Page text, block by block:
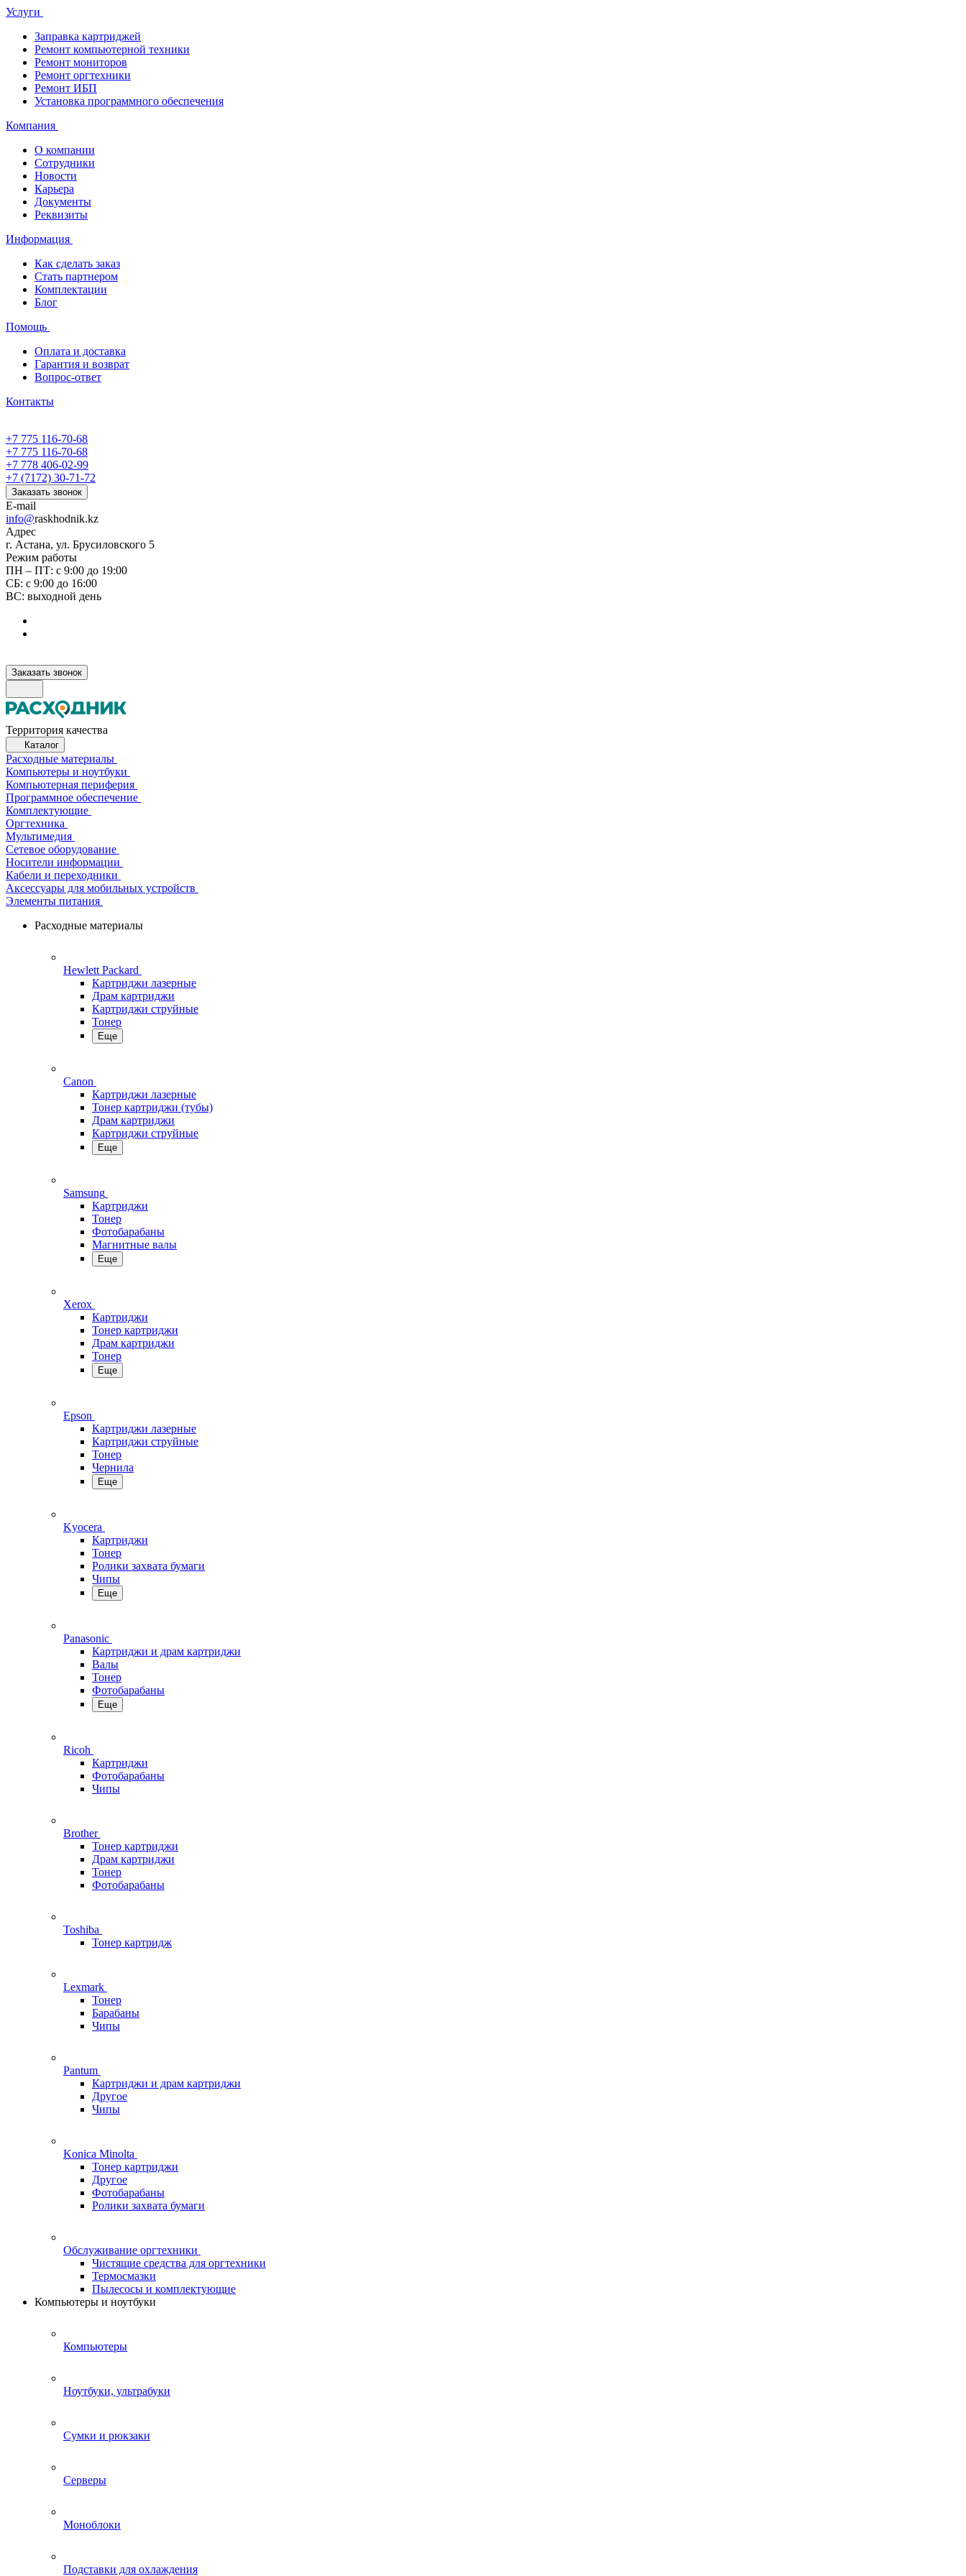
Услуги
Заправка картриджей
Ремонт компьютерной техники
Ремонт мониторов
Ремонт оргтехники
Ремонт ИБП
Установка программного обеспечения
Компания
О компании
Сотрудники
Новости
Карьера
Документы
Реквизиты
Информация
Как сделать заказ
Стать партнером
Комплектации
Блог
Помощь
Оплата и доставка
Гарантия и возврат
Вопрос-ответ
Контакты
+7 775 116-70-68
+7 775 116-70-68
+7 778 406-02-99
+7 (7172) 30-71-72
Заказать звонок
E-mail
info@raskhodnik.kz
Адрес
г. Астана, ул. Брусиловского 5
Режим работы
ПН – ПТ: с 9:00 до 19:00
СБ: с 9:00 до 16:00
ВС: выходной день
Заказать звонок
Территория качества
Каталог
Расходные материалы
Компьютеры и ноутбуки
Компьютерная периферия
Программное обеспечение
Комплектующие
Оргтехника
Мультимедия
Сетевое оборудование
Носители информации
Кабели и переходники
Аксессуары для мобильных устройств
Элементы питания
Расходные материалы
Hewlett Packard
Картриджи лазерные
Драм картриджи
Картриджи струйные
Тонер
Еще
Canon
Картриджи лазерные
Тонер картриджи (тубы)
Драм картриджи
Картриджи струйные
Еще
Samsung
Картриджи
Тонер
Фотобарабаны
Магнитные валы
Еще
Xerox
Картриджи
Тонер картриджи
Драм картриджи
Тонер
Еще
Epson
Картриджи лазерные
Картриджи струйные
Тонер
Чернила
Еще
Kyocera
Картриджи
Тонер
Ролики захвата бумаги
Чипы
Еще
Panasonic
Картриджи и драм картриджи
Валы
Тонер
Фотобарабаны
Еще
Ricoh
Картриджи
Фотобарабаны
Чипы
Brother
Тонер картриджи
Драм картриджи
Тонер
Фотобарабаны
Toshiba
Тонер картридж
Lexmark
Тонер
Барабаны
Чипы
Pantum
Картриджи и драм картриджи
Другое
Чипы
Konica Minolta
Тонер картриджи
Другое
Фотобарабаны
Ролики захвата бумаги
Обслуживание оргтехники
Чистящие средства для оргтехники
Термосмазки
Пылесосы и комплектующие
Компьютеры и ноутбуки
Компьютеры
Ноутбуки, ультрабуки
Сумки и рюкзаки
Серверы
Моноблоки
Подставки для охлаждения